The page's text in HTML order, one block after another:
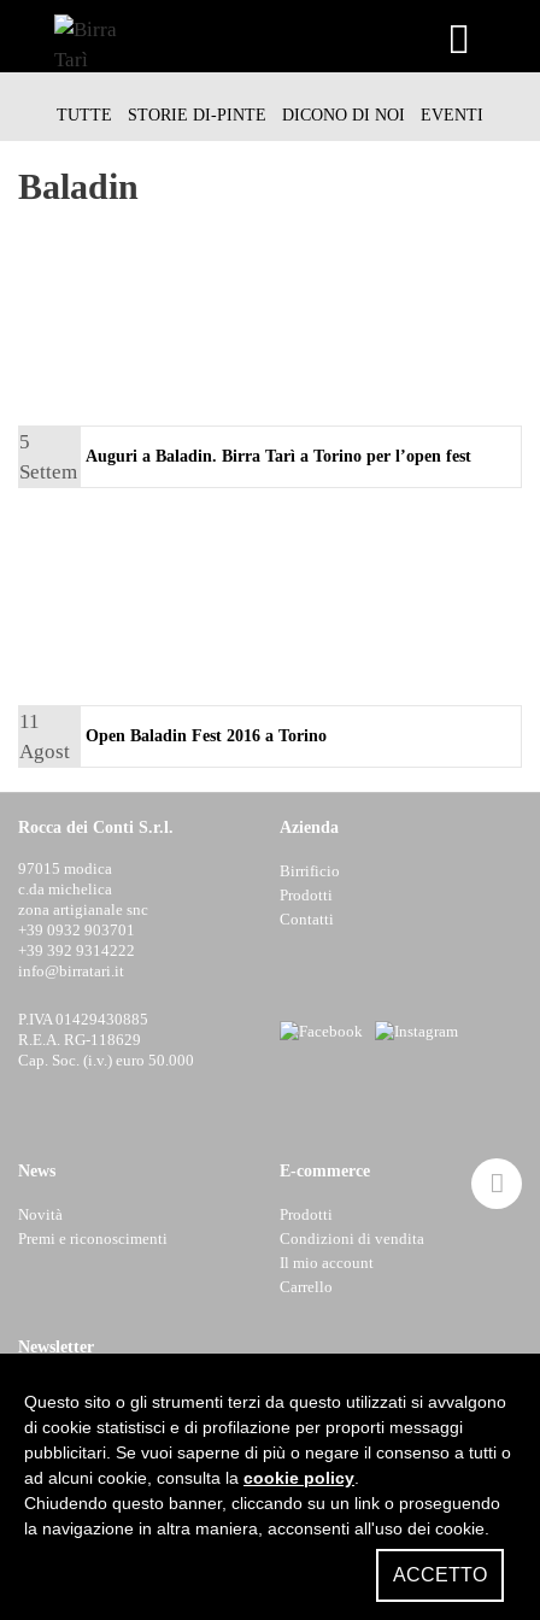
contenuto
TUTTE STORIE DI-PINTE DICONO DI NOI EVENTI
Baladin
Auguri a Baladin. Birra Tarì a Torino per l’open fest
5
Settem
Open Baladin Fest 2016 a Torino
11
Agost
Rocca dei Conti S.r.l.
97015 modica
c.da michelica
zona artigianale snc
+39 0932 903701
+39 392 9314222
info@birratari.it
P.IVA 01429430885
R.E.A. RG-118629
Cap. Soc. (i.v.) euro 50.000
Azienda
Birrificio
Prodotti
Contatti
News
Novità
Premi e riconoscimenti
Newsletter
E-commerce
Prodotti
Condizioni di vendita
Il mio account
Carrello
After StudioACCETTO
Questo sito o gli strumenti terzi da questo utilizzati si avvalgono
di cookie statistisci e di profilazione per proporti messaggi
pubblicitari. Se vuoi saperne di più o negare il consenso a tutti o
ad alcuni cookie, consulta la cookie policy
Chiudendo questo banner, cliccando su un link o proseguendo
la navigazione in altra maniera, acconsenti all'uso dei cookie.